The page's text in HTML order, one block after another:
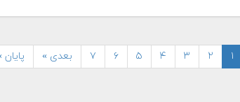
۱ ۲ ۳ ۴ ۵ ۶ ۷ بعدی » پایان